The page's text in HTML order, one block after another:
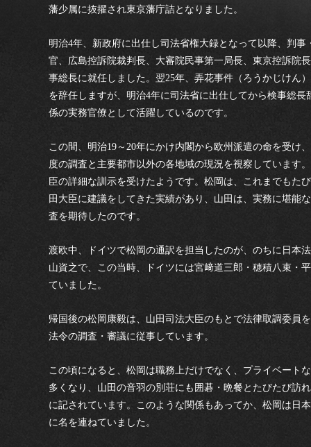
藩少属に抜擢され東京藩庁詰となりました。
明治4年、新政府に出仕し司法省権大録となって以降、判
官、広島控訴院裁判長、大審院民事第一局長、東京控訴院
事総長に就任しました。翌25年、弄花事件（ろうかじけん
を辞任しますが、明治4年に司法省に出仕してから検事総長
係の実務官僚として活躍しているのです。
この間、明治19～20年にかけ内閣から欧州派遣の命を受け
度の調査と主要都市以外の各地域の現況を視察しています
臣の詳細な訓示を受けたようです。松岡は、これまでもた
田大臣に建議をしてきた実績があり、山田は、実務に堪能
査を期待したのです。
渡欧中、ドイツで松岡の通訳を担当したのが、のちに日本
山資之で、この当時、ドイツには宮﨑道三郎・穂積八束・
ていました。
帰国後の松岡康毅は、山田司法大臣のもとで法律取調委員
法令の調査・審議に従事しています。
この頃になると、松岡は職務上だけでなく、プライベート
多くなり、山田の音羽の別荘にも囲碁・晩餐とたびたび訪
に記されています。このような関係もあってか、松岡は日
に名を連ねていました。